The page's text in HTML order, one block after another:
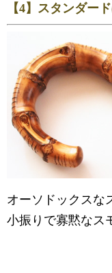
【4】スタンダー
オーソドックスな
小振りで寡黙なス